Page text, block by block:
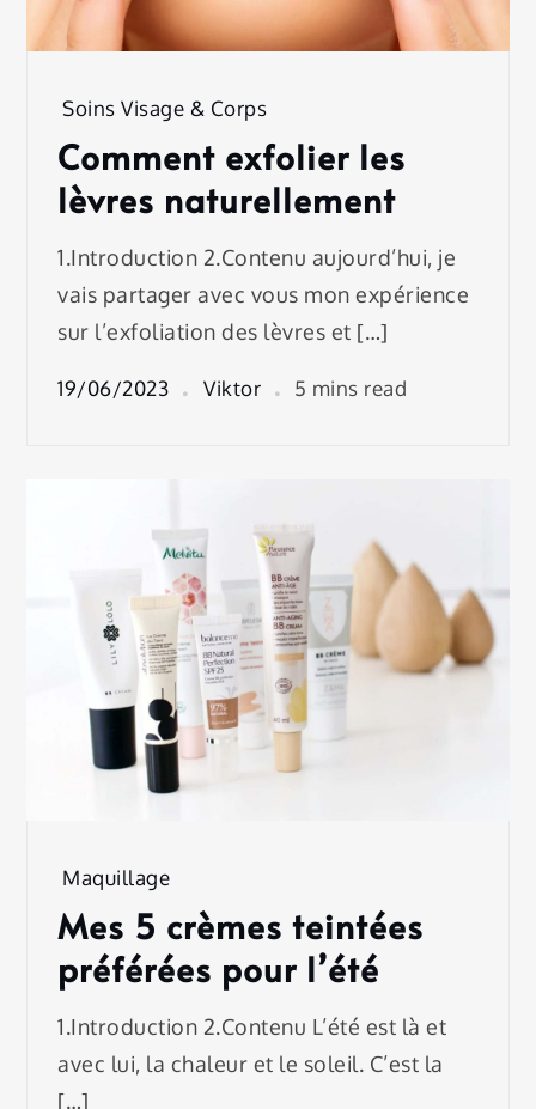
Soins Visage & Corps
Comment exfolier les
lèvres naturellement
1.Introduction 2.Contenu aujourd’hui, je
vais partager avec vous mon expérience
sur l’exfoliation des lèvres et […]
19/06/2023 Viktor 5 mins read
Maquillage
Mes 5 crèmes teintées
préférées pour l’été
1.Introduction 2.Contenu L’été est là et
avec lui, la chaleur et le soleil. C’est la
[…]